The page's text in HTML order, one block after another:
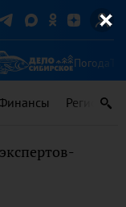
Погода
Регионы